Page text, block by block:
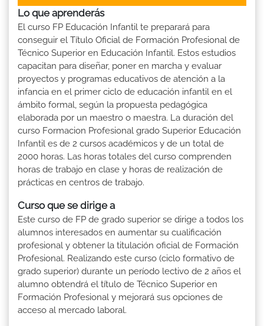
Lo que aprenderás
El curso FP Educación Infantil te preparará para
conseguir el Título Oficial de Formación Profesional de
Técnico Superior en Educación Infantil. Estos estudios
capacitan para diseñar, poner en marcha y evaluar
proyectos y programas educativos de atención a la
infancia en el primer ciclo de educación infantil en el
ámbito formal, según la propuesta pedagógica
elaborada por un maestro o maestra. La duración del
curso Formacion Profesional grado Superior Educación
Infantil es de 2 cursos académicos y de un total de
2000 horas. Las horas totales del curso comprenden
horas de trabajo en clase y horas de realización de
prácticas en centros de trabajo.
Curso que se dirige a
Este curso de FP de grado superior se dirige a todos los
alumnos interesados en aumentar su cualificación
profesional y obtener la titulación oficial de Formación
Profesional. Realizando este curso (ciclo formativo de
grado superior) durante un período lectivo de 2 años el
alumno obtendrá el título de Técnico Superior en
Formación Profesional y mejorará sus opciones de
acceso al mercado laboral.